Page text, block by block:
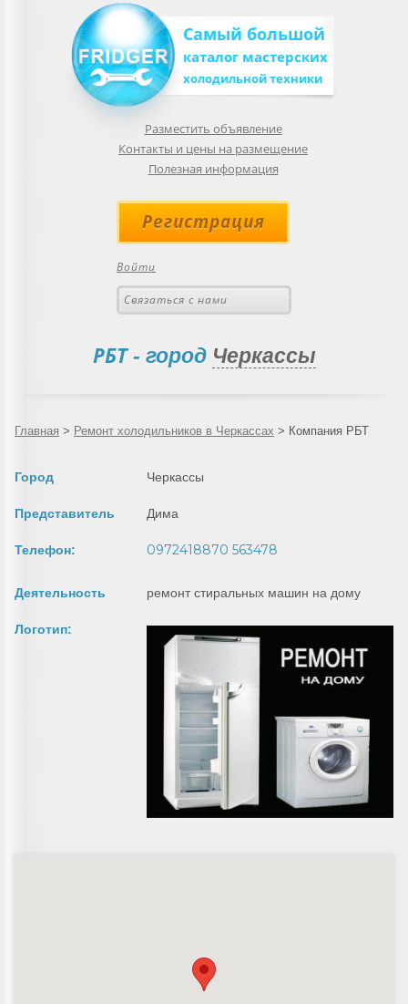
Самый большой
каталог мастерских
холодильной техники
Разместить объявление
Контакты и цены на размещение
Полезная информация
Регистрация
Войти
Связаться с нами
РБТ- город Черкассы
Главная > Ремонт холодильников в Черкассах > Компания РБТ
Город Черкассы
Представитель Дима
Телефон: 0972418870 563478
Деятельность ремонт стиральных машин на дому
Логотип: